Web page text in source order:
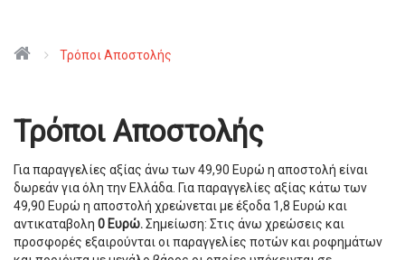
Τρόποι Αποστολής
Τρόποι Αποστολής
Για παραγγελίες αξίας άνω των 49,90 Ευρώ η αποστολή είναι
δωρεάν για όλη την Ελλάδα. Για παραγγελίες αξίας κάτω των
49,90 Ευρώ η αποστολή χρεώνεται με έξοδα 1,8 Ευρώ και
αντικαταβολη 0 Eυρώ.Σημείωση: Στις άνω χρεώσεις και
προσφορές εξαιρούνται οι παραγγελίες ποτών και ροφημάτων